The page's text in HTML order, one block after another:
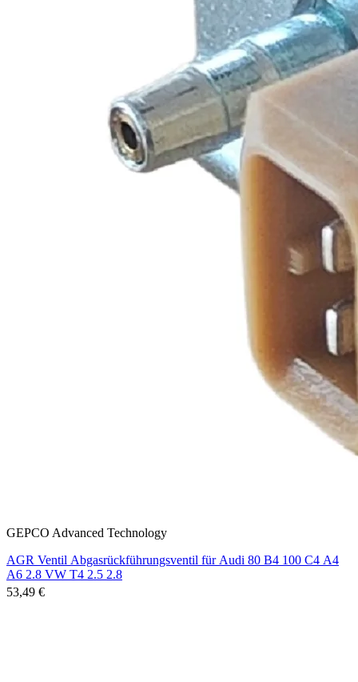
GEPCO Advanced Technology
AGR Ventil Abgasrückführungsventil für Audi 80 B4 100 C4 A4
A6 2.8 VW T4 2.5 2.8
53,49 €